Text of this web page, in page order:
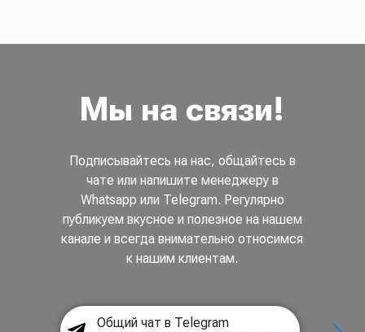
Мы на связи!
Подписывайтесь на нас, общайтесь в
чате или напишите менеджеру в
Whatsapp или Telegram. Регулярно
публикуем вкусное и полезное на нашем
канале и всегда внимательно относимся
к нашим клиентам.
Общий чат в Telegram